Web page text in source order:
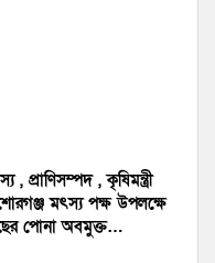
, প্রাণিসম্পদ , কৃষিমন্ত্রী
মৎস্য পক্ষ উপলক্ষে
পোনা অবমুক্ত…